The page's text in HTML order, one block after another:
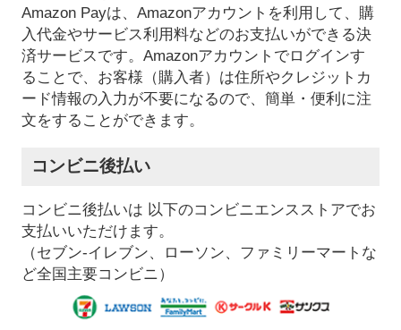
Amazon Payは、Amazonアカウントを利用して、購
入代金やサービス利用料などのお支払いができる決
済サービスです。Amazonアカウントでログインす
ることで、お客様（購入者）は住所やクレジットカ
ード情報の入力が不要になるので、簡単・便利に注
文をすることができます。
コンビニ後払い
コンビニ後払いは 以下のコンビニエンスストアでお
支払いいただけます。
（セブン-イレブン、ローソン、ファミリーマートな
ど全国主要コンビニ）